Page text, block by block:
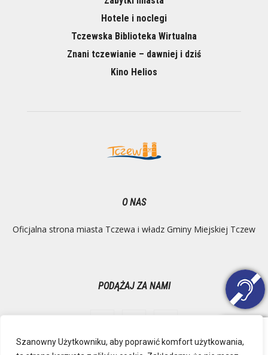
Szanowny Użytkowniku, aby poprawić komfort użytkowania,
Hotele i noclegi
Tczewska Biblioteka Wirtualna
Znani tczewianie – dawniej i dziś
Kino Helios
O NAS
Oficjalna strona miasta Tczewa i władz Gminy Miejskiej Tczew
PODĄŻAJ ZA NAMI